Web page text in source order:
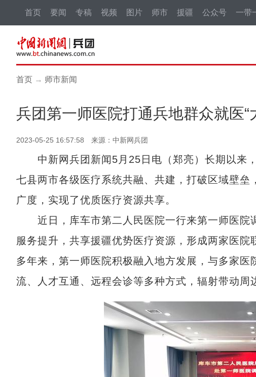
首页 要闻 专稿 视频 图片 师市 援疆 公众号 一带
首页 → 师市新闻
兵团第一师医院打通兵地群众就医“
2023-05-25 16:57:58 来源：中新网兵团
中新网兵团新闻5月25日电（郑亮）长期以来
七县两市各级医疗系统共融、共建，打破区域壁
广度，实现了优质医疗资源共享。
近日，库车市第二人民医院一行来第一师医院
服务提升，共享援疆优势医疗资源，形成两家医院
多年来，第一师医院积极融入地方发展，与多家
流、人才互通、远程会诊等多种方式，辐射带动周